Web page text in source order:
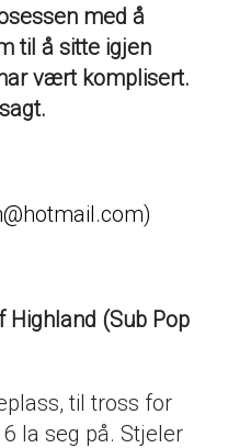
med å
til å sitte igjen
vært komplisert.
(Sub Pop
til tross for
la seg på. Stjeler